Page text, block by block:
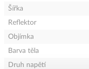
Šířka
Reflektor
Objímka
Barva těla
Druh napětí